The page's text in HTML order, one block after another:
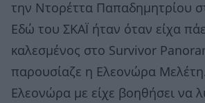
την Ντορέττα Παπαδημητρίου
Εδώ του ΣΚΑΪ ήταν όταν είχα
καλεσμένος στο Survivor
παρουσίαζε η Ελεονώρα
Ελεονώρα με είχε βοηθήσει να